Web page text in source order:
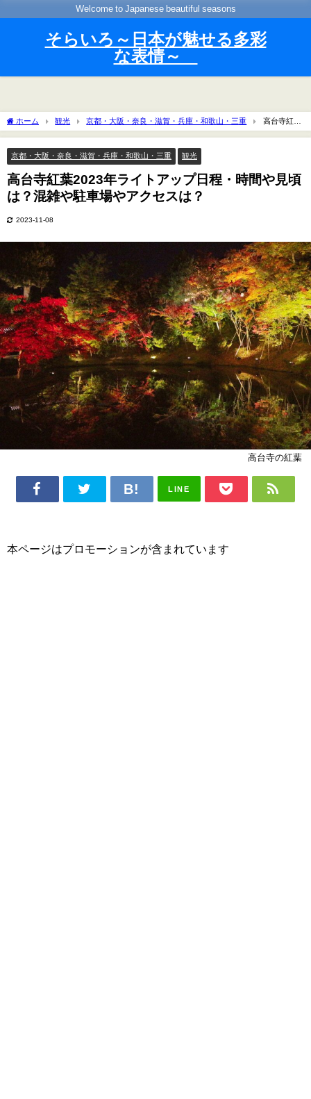
Welcome to Japanese beautiful seasons
そらいろ～日本が魅せる多彩
な表情～
ホーム 観光 京都・大阪・奈良・滋賀・兵庫・和歌山・三重
高台寺紅葉
2023年ライトアップ日程・時間や見頃は？混雑や駐車場やアクセスは？
京都・大阪・奈良・滋賀・兵庫・和歌山・三重 観光
高台寺紅葉2023年ライトアップ日程・時間や見頃
は？混雑や駐車場やアクセスは？
2023-11-08
高台寺の紅葉
LINE
本ページはプロモーションが含まれています